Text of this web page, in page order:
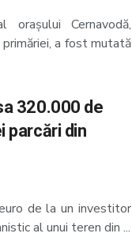
Cernavodă,
a fost mutată
320.000 de
parcări din
de la un investitor
al unui teren din ...